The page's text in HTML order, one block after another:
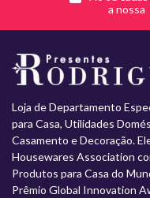
a nossa
Loja de Departamento
para Casa, Utilidades
Casamento e Decoração.
Housewares Association
Produtos para Casa do
Prêmio Global Innovation